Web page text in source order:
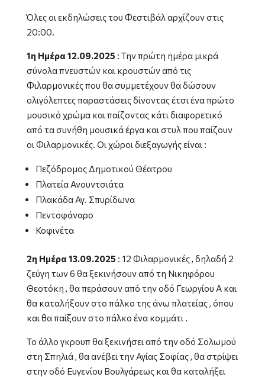
Όλες οι εκδηλώσεις του Φεστιβάλ αρχίζουν στις
20:00.
1η Ημέρα 12.09.2025 : Την πρώτη ημέρα μικρά
σύνολα πνευστών και κρουστών από τις
Φιλαρμονικές που θα συμμετέχουν θα δώσουν
ολιγόλεπτες παραστάσεις δίνοντας έτσι ένα πρώτο
μουσικό χρώμα και παίζοντας κάτι διαφορετικό
από τα συνήθη μουσικά έργα και στυλ που παίζουν
οι Φιλαρμονικές. Οι χώροι διεξαγωγής είναι :
Πεζόδρομος Δημοτικού Θέατρου
Πλατεία Ανουντσιάτα
Πλακάδα Αγ. Σπυρίδωνα
Πεντοφάναρο
Κοφινέτα
2η Ημέρα 13.09.2025 : 12 Φιλαρμονικές , δηλαδή 2
ζεύγη των 6 θα ξεκινήσουν από τη Νικηφόρου
Θεοτόκη , θα περάσουν από την οδό Γεωργίου Α και
θα καταλήξουν στο πάλκο της άνω πλατείας , όπου
και θα παίξουν στο πάλκο ένα κομμάτι .
Το άλλο γκρουπ θα ξεκινήσει από την οδό Σολωμού
στη Σπηλιά , θα ανέβει την Αγίας Σοφίας , θα στρίψει
στην οδό Ευγενίου Βουλγάρεως και θα καταλήξει